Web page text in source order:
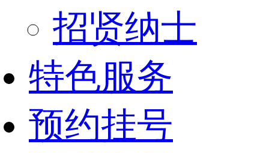
招贤纳士
特色服务
预约挂号